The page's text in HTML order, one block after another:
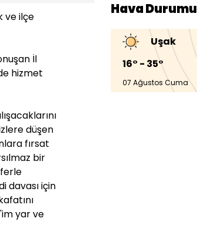
ve ilçe
İl
hizmet
düşen
fırsat
bir
davası için
yar ve
Hava Durumu
Uşak
16° - 35°
07 Ağustos Cuma